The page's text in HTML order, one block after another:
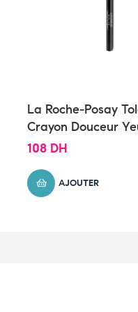
La Roche-Posay
Crayon Douceur
Sensibles | 1,0g
108 DH
AJOUTER